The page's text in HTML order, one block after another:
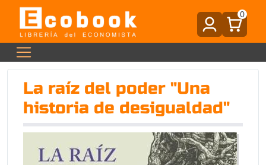
0
La raíz del poder "Una
historia de desigualdad"